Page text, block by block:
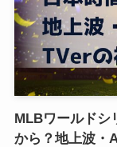
MLBワールドシ
から？地上波・